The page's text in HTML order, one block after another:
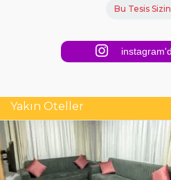
Bu Tesis
Yakın Oteller